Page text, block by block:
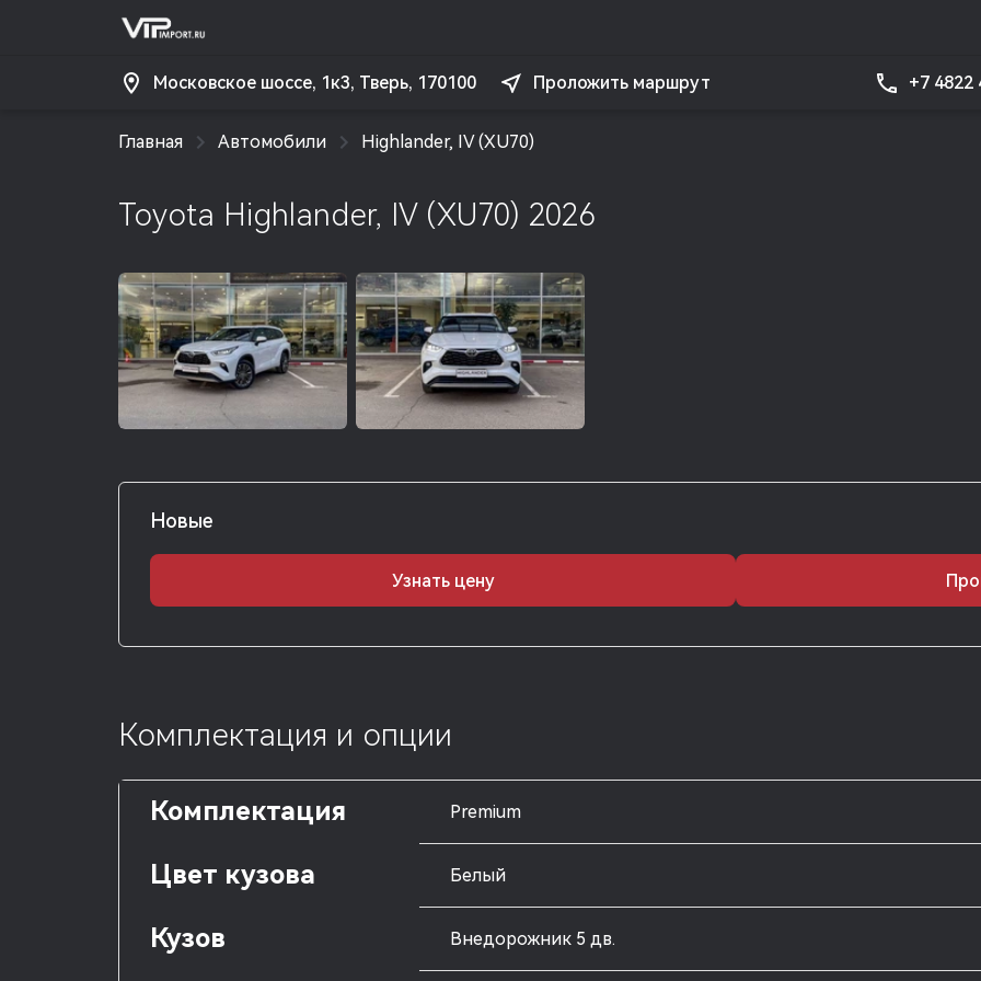
Московское шоссе, 1к3, Тверь, 170100 Проложить маршрут +7 4822
Главная Автомобили Highlander, IV (XU70)
Toyota Highlander, IV (XU70) 2026
Новые
Узнать цену
Комплектация и опции
Комплектация Premium
Цвет кузова Белый
Кузов Внедорожник 5 дв.